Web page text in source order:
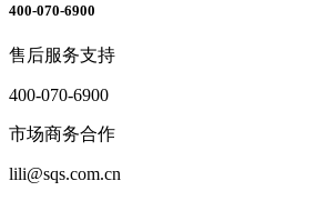
400-070-6900
售后服务支持
400-070-6900
市场商务合作
lili@sqs.com.cn